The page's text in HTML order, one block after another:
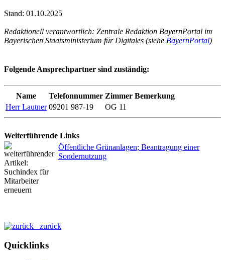
Stand: 01.10.2025
Redaktionell verantwortlich: Zentrale Redaktion BayernPortal im
Bayerischen Staatsministerium für Digitales (siehe BayernPortal)
Folgende Ansprechpartner sind zuständig:
Name Telefonnummer Zimmer Bemerkung
Herr Lautner 09201 987-19 OG 11
Weiterführende Links
Öffentliche Grünanlagen; Beantragung einer
Sondernutzung
zurück
Quicklinks